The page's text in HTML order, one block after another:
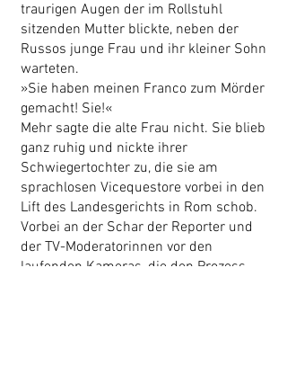
traurigen Augen der im Rollstuhl
sitzenden Mutter blickte, neben der
Russos junge Frau und ihr kleiner Sohn
warteten.
»Sie haben meinen Franco zum Mörder
gemacht! Sie!«
Mehr sagte die alte Frau nicht. Sie blieb
ganz ruhig und nickte ihrer
Schwiegertochter zu, die sie am
sprachlosen Vicequestore vorbei in den
Lift des Landesgerichts in Rom schob.
Vorbei an der Schar der Reporter und
der TV-Moderatorinnen vor den
laufenden Kameras, die den Prozess